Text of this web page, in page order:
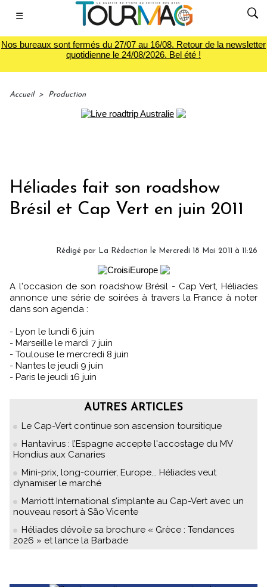
☰
Nos bureaux sont fermés du 27/07 au 16/08. Retour de la newsletter
quotidienne le 24/08/2026. Bel été !
Accueil > Production
Héliades fait son roadshow
Brésil et Cap Vert en juin 2011
Rédigé par La Rédaction le Mercredi 18 Mai 2011 à 11:26
A l'occasion de son roadshow Brésil - Cap Vert, Héliades
annonce une série de soirées à travers la France à noter
dans son agenda :
- Lyon le lundi 6 juin
- Marseille le mardi 7 juin
- Toulouse le mercredi 8 juin
- Nantes le jeudi 9 juin
- Paris le jeudi 16 juin
AUTRES ARTICLES
Le Cap-Vert continue son ascension toursitique
Hantavirus : l’Espagne accepte l'accostage du MV
Hondius aux Canaries
Mini-prix, long-courrier, Europe... Héliades veut
dynamiser le marché
Marriott International s'implante au Cap-Vert avec un
nouveau resort à São Vicente
Héliades dévoile sa brochure « Grèce : Tendances
2026 » et lance la Barbade